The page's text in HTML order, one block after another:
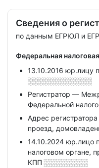
Сведения о
по данным ЕГРЮЛ и
Федеральная
13.10.2016 юр.лицу
░░░░░░░░░░░░░
Регистратор —
Федеральной
Адрес
проезд,
14.10.2024 юр.лицо
налоговом органе,
КПП ░░░░░░░░░